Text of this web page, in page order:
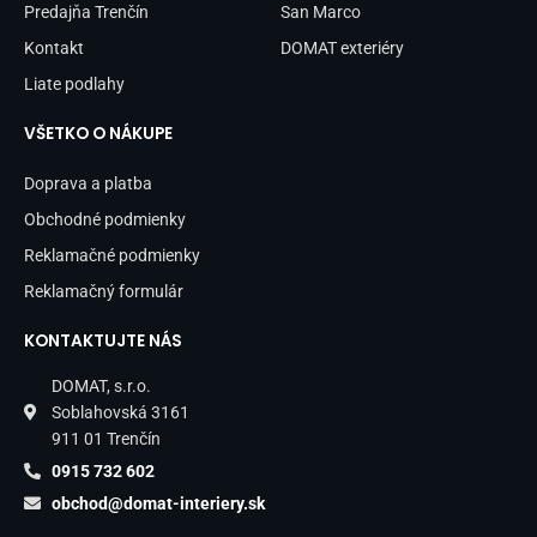
Predajňa Trenčín
Kontakt
Liate podlahy
San Marco
DOMAT exteriéry
VŠETKO O NÁKUPE
Doprava a platba
Obchodné podmienky
Reklamačné podmienky
Reklamačný formulár
KONTAKTUJTE NÁS
DOMAT, s.r.o.
Soblahovská 3161
911 01 Trenčín
0915 732 602
obchod@domat-interiery.sk